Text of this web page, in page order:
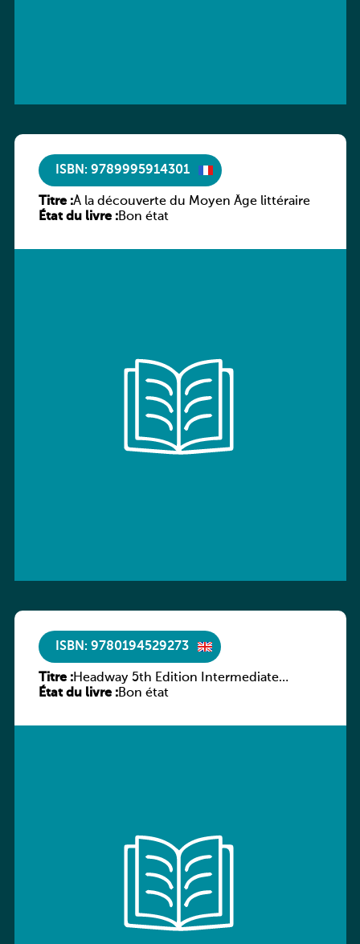
ISBN: 9789995914301
Titre :À la découverte du Moyen Âge littéraire
État du livre :Bon état
ISBN: 9780194529273
Titre :Headway 5th Edition Intermediate
Culture and Literature Companion
État du livre :Bon état